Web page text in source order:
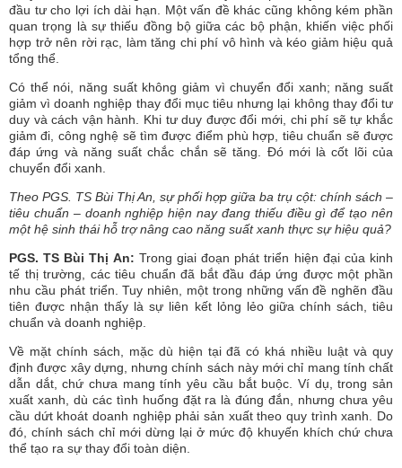
đầu tư cho lợi ích dài hạn. Một vấn đề khác cũng không kém phần
quan trọng là sự thiếu đồng bộ giữa các bộ phận, khiến việc phối
hợp trở nên rời rạc, làm tăng chi phí vô hình và kéo giảm hiệu quả
tổng thể.
Có thể nói, năng suất không giảm vì chuyển đổi xanh; năng suất
giảm vì doanh nghiệp thay đổi mục tiêu nhưng lại không thay đổi tư
duy và cách vận hành. Khi tư duy được đổi mới, chi phí sẽ tự khắc
giảm đi, công nghệ sẽ tìm được điểm phù hợp, tiêu chuẩn sẽ được
đáp ứng và năng suất chắc chắn sẽ tăng. Đó mới là cốt lõi của
chuyển đổi xanh.
Theo PGS. TS Bùi Thị An, sự phối hợp giữa ba trụ cột: chính sách –
tiêu chuẩn – doanh nghiệp hiện nay đang thiếu điều gì để tạo nên
một hệ sinh thái hỗ trợ nâng cao năng suất xanh thực sự hiệu quả?
PGS. TS Bùi Thị An: Trong giai đoạn phát triển hiện đại của kinh
tế thị trường, các tiêu chuẩn đã bắt đầu đáp ứng được một phần
nhu cầu phát triển. Tuy nhiên, một trong những vấn đề nghẽn đầu
tiên được nhận thấy là sự liên kết lỏng lẻo giữa chính sách, tiêu
chuẩn và doanh nghiệp.
Về mặt chính sách, mặc dù hiện tại đã có khá nhiều luật và quy
định được xây dựng, nhưng chính sách này mới chỉ mang tính chất
dẫn dắt, chứ chưa mang tính yêu cầu bắt buộc. Ví dụ, trong sản
xuất xanh, dù các tình huống đặt ra là đúng đắn, nhưng chưa yêu
cầu dứt khoát doanh nghiệp phải sản xuất theo quy trình xanh. Do
đó, chính sách chỉ mới dừng lại ở mức độ khuyến khích chứ chưa
thể tạo ra sự thay đổi toàn diện.